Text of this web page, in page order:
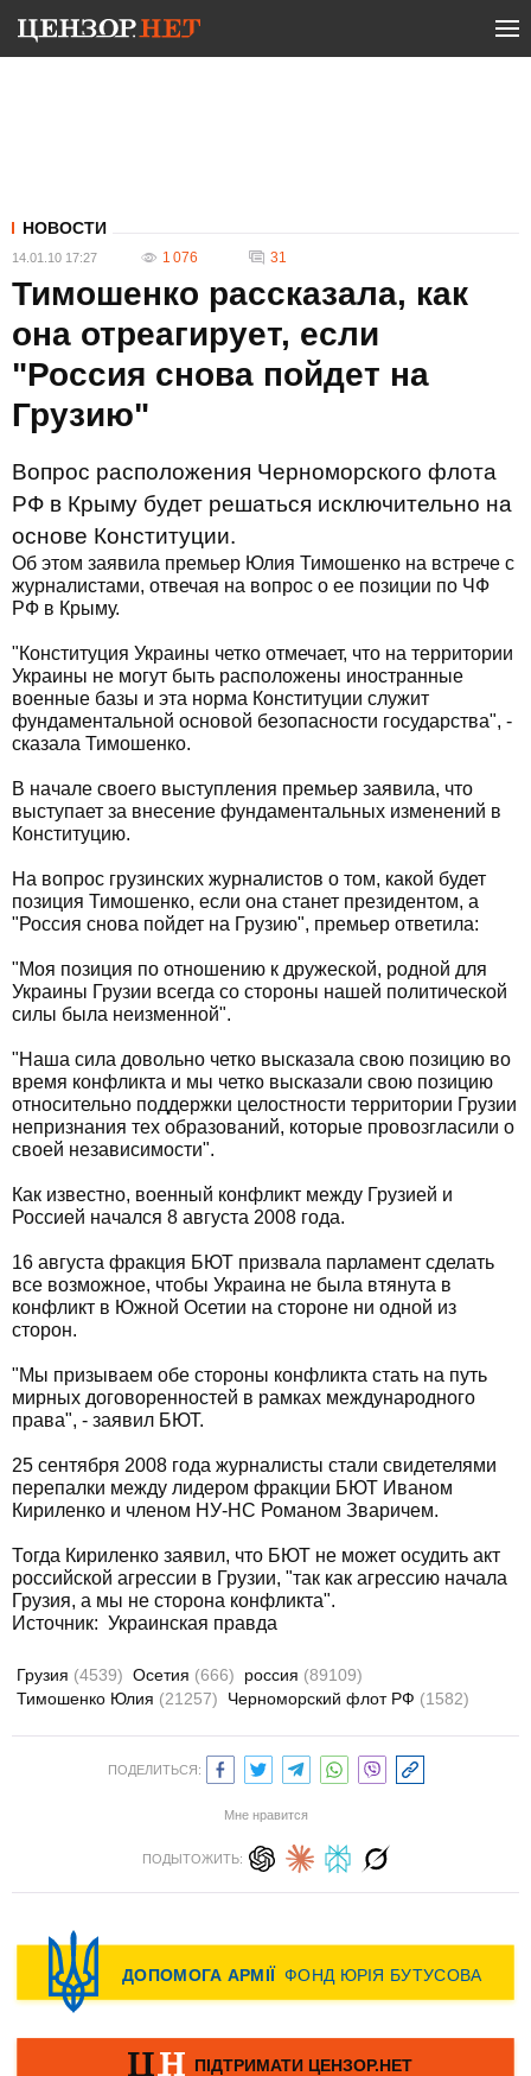
НОВОСТИ
14.01.10 17:27 1 076 31
Тимошенко рассказала, как
она отреагирует, если
"Россия снова пойдет на
Грузию"
Вопрос расположения Черноморского флота
РФ в Крыму будет решаться исключительно на
основе Конституции.
Об этом заявила премьер Юлия Тимошенко на встрече с
журналистами, отвечая на вопрос о ее позиции по ЧФ
РФ в Крыму.
"Конституция Украины четко отмечает, что на территории
Украины не могут быть расположены иностранные
военные базы и эта норма Конституции служит
фундаментальной основой безопасности государства", -
сказала Тимошенко.
В начале своего выступления премьер заявила, что
выступает за внесение фундаментальных изменений в
Конституцию.
На вопрос грузинских журналистов о том, какой будет
позиция Тимошенко, если она станет президентом, а
"Россия снова пойдет на Грузию", премьер ответила:
"Моя позиция по отношению к дружеской, родной для
Украины Грузии всегда со стороны нашей политической
силы была неизменной".
"Наша сила довольно четко высказала свою позицию во
время конфликта и мы четко высказали свою позицию
относительно поддержки целостности территории Грузии
непризнания тех образований, которые провозгласили о
своей независимости".
Как известно, военный конфликт между Грузией и
Россией начался 8 августа 2008 года.
16 августа фракция БЮТ призвала парламент сделать
все возможное, чтобы Украина не была втянута в
конфликт в Южной Осетии на стороне ни одной из
сторон.
"Мы призываем обе стороны конфликта стать на путь
мирных договоренностей в рамках международного
права", - заявил БЮТ.
25 сентября 2008 года журналисты стали свидетелями
перепалки между лидером фракции БЮТ Иваном
Кириленко и членом НУ-НС Романом Зваричем.
Тогда Кириленко заявил, что БЮТ не может осудить акт
российской агрессии в Грузии, "так как агрессию начала
Грузия, а мы не сторона конфликта".
Источник: Украинская правда
Грузия (4539) Осетия (666) россия (89109)
Тимошенко Юлия (21257) Черноморский флот РФ (1582)
ПОДЕЛИТЬСЯ:
Мне нравится
ПОДЫТОЖИТЬ: